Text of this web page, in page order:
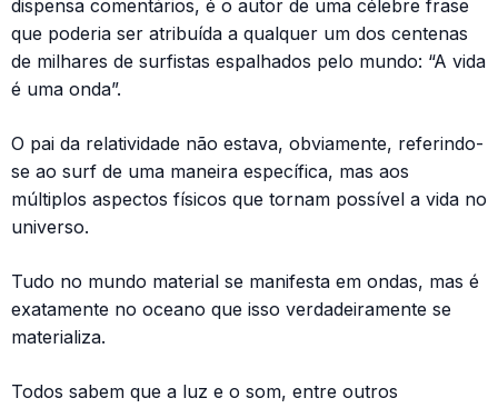
dispensa comentários, é o autor de uma célebre frase
que poderia ser atribuída a qualquer um dos centenas
de milhares de surfistas espalhados pelo mundo: “A vida
é uma onda”.
O pai da relatividade não estava, obviamente, referindo-
se ao surf de uma maneira específica, mas aos
múltiplos aspectos físicos que tornam possível a vida no
universo.
Tudo no mundo material se manifesta em ondas, mas é
exatamente no oceano que isso verdadeiramente se
materializa.
Todos sabem que a luz e o som, entre outros